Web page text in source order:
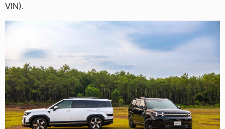
VIN).